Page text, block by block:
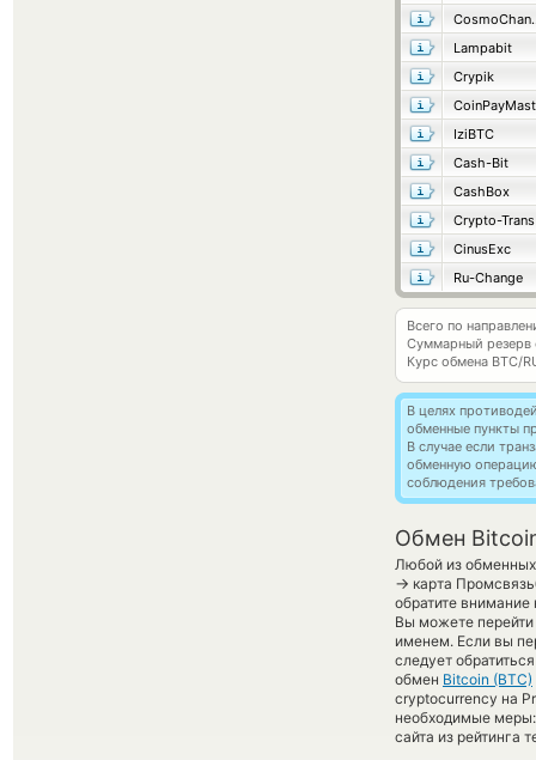
Lampabit
Crypik
IziBTC
Cash-Bit
CashBox
Crypto-Trans
CinusExc
Ru-Change
Всего по
Суммарный резерв
Курс обмена BTC/
В целях
обменные пункты
В случае если
обменную
соблюдения
Обмен
Любой из обменных
→ карта
обратите
Вы можете перейти
именем. Если вы
следует
обмен Bitcoin (BTC)
cryptocurrency на
необходимые
сайта из рейтинга